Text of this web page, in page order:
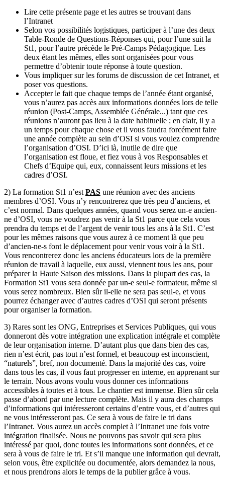
Lire cette présente page et les autres se trouvant dans
l’Intranet
Selon vos possibilités logistiques, participer à l’une des deux
Table-Ronde de Questions-Réponses qui, pour l’une suit la
St1, pour l’autre précède le Pré-Camps Pédagogique. Les
deux étant les mêmes, elles sont organisées pour vous
permettre d’obtenir toute réponse à toute question.
Vous impliquer sur les forums de discussion de cet Intranet, et
poser vos questions.
Accepter le fait que chaque temps de l’année étant organisé,
vous n’aurez pas accès aux informations données lors de telle
réunion (Post-Camps, Assemblée Générale...) tant que ces
réunions n’auront pas lieu à la date habituelle ; en clair, il y a
un temps pour chaque chose et il vous faudra forcément faire
une année complète au sein d’OSI si vous voulez comprendre
l’organisation d’OSI. D’ici là, inutile de dire que
l’organisation est floue, et fiez vous à vos Responsables et
Chefs d’Equipe qui, eux, connaissent leurs missions et les
cadres d’OSI.
2) La formation St1 n’est PAS une réunion avec des anciens
membres d’OSI. Vous n’y rencontrerez que très peu d’anciens, et
c’est normal. Dans quelques années, quand vous serez un-e ancien-
ne d’OSI, vous ne voudrez pas venir à la St1 parce que cela vous
prendra du temps et de l’argent de venir tous les ans à la St1. C’est
pour les mêmes raisons que vous aurez à ce moment là que peu
d’ancien-ne-s font le déplacement pour venir vous voir à la St1.
Vous rencontrerez donc les anciens éducateurs lors de la première
réunion de travail à laquelle, eux aussi, viennent tous les ans, pour
préparer la Haute Saison des missions. Dans la plupart des cas, la
Formation St1 vous sera donnée par un-e seul-e formateur, même si
vous serez nombreux. Bien sûr il-elle ne sera pas seul-e, et vous
pourrez échanger avec d’autres cadres d’OSI qui seront présents
pour organiser la formation.
3) Rares sont les ONG, Entreprises et Services Publiques, qui vous
donneront dès votre intégration une explication intégrale et complète
de leur organisation interne. D’autant plus que dans bien des cas,
rien n’est écrit, pas tout n’est formel, et beaucoup est inconscient,
“naturels”, bref, non documenté. Dans la majorité des cas, voire
dans tous les cas, il vous faut progresser en interne, en apprenant sur
le terrain. Nous avons voulu vous donner ces informations
accessibles à toutes et à tous. Le chantier est immense. Bien sûr cela
passe d’abord par une lecture complète. Mais il y aura des champs
d’informations qui intéresseront certains d’entre vous, et d’autres qui
ne vous intéresseront pas. Ce sera à vous de faire le tri dans
l’Intranet. Vous aurez un accès complet à l’Intranet une fois votre
intégration finalisée. Nous ne pouvons pas savoir qui sera plus
intéressé par quoi, donc toutes les informations sont données, et ce
sera à vous de faire le tri. Et s’il manque une information qui devrait,
selon vous, être explicitée ou documentée, alors demandez la nous,
et nous prendrons alors le temps de la publier grâce à vous.